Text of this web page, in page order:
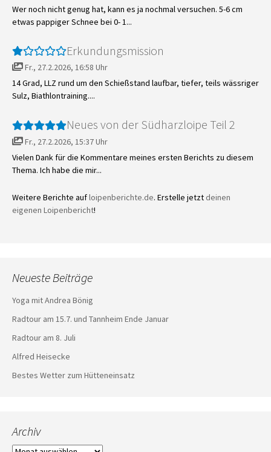
Wer noch nicht genug hat, kann es ja nochmal versuchen. 5-6 cm
etwas pappiger Schnee bei 0- 1...
Erkundungsmission
Fr., 27.2.2026, 16:58 Uhr
14 Grad, LLZ rund um den Schießstand laufbar, tiefer, teils wässriger
Sulz, Biathlontraining....
Neues von der Südharzloipe Teil 2
Fr., 27.2.2026, 15:37 Uhr
Vielen Dank für die Kommentare meines ersten Berichts zu diesem
Thema. Ich habe die mir...
Weitere Berichte aufloipenberichte.de. Erstelle jetzt deinen
eigenen Loipenbericht!
Neueste Beiträge
Yoga mit Andrea Bönig
Radtour am 15.7. und Tannheim Ende Januar
Radtour am 8. Juli
Alfred Heisecke
Bestes Wetter zum Hütteneinsatz
Archiv